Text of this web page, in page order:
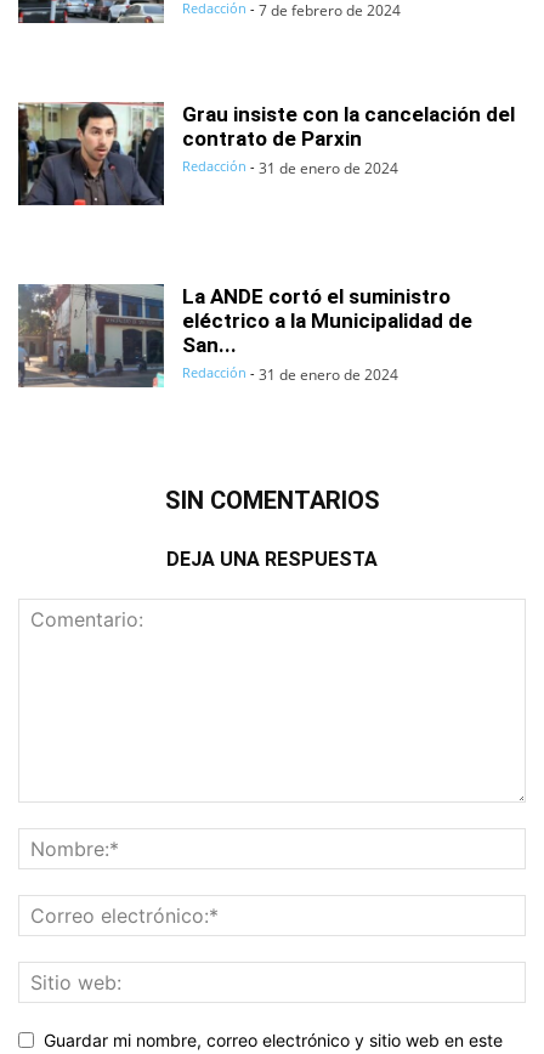
Redacción - 7 de febrero de 2024
Grau insiste con la cancelación del
contrato de Parxin
Redacción - 31 de enero de 2024
La ANDE cortó el suministro
eléctrico a la Municipalidad de
San...
Redacción - 31 de enero de 2024
SIN COMENTARIOS
DEJA UNA RESPUESTA
Guardar mi nombre, correo electrónico y sitio web en este